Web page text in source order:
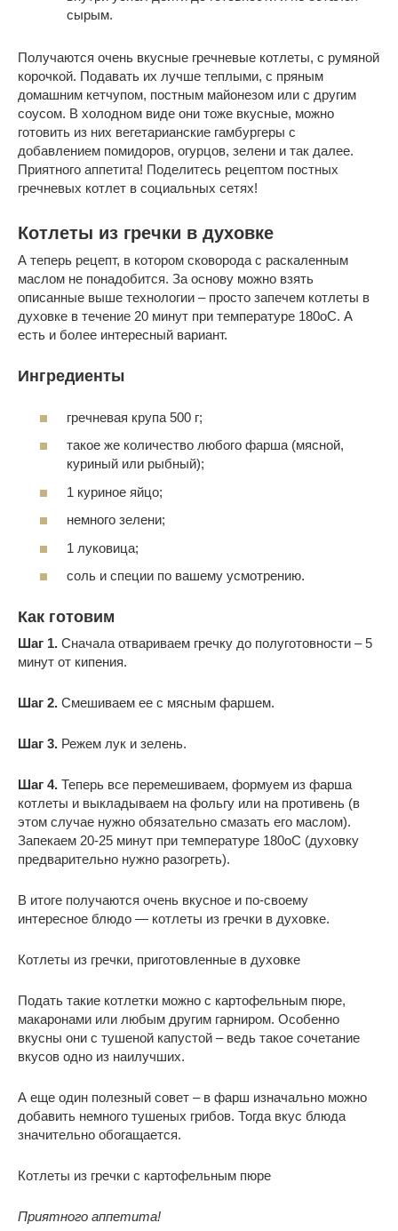
сырым.
Получаются очень вкусные гречневые котлеты, с румяной
корочкой. Подавать их лучше теплыми, с пряным
домашним кетчупом, постным майонезом или с другим
соусом. В холодном виде они тоже вкусные, можно
готовить из них вегетарианские гамбургеры с
добавлением помидоров, огурцов, зелени и так далее.
Приятного аппетита! Поделитесь рецептом постных
гречневых котлет в социальных сетях!
Котлеты из гречки в духовке
А теперь рецепт, в котором сковорода с раскаленным
маслом не понадобится. За основу можно взять
описанные выше технологии – просто запечем котлеты в
духовке в течение 20 минут при температуре 180оС. А
есть и более интересный вариант.
Ингредиенты
гречневая крупа 500 г;
такое же количество любого фарша (мясной,
куриный или рыбный);
1 куриное яйцо;
немного зелени;
1 луковица;
соль и специи по вашему усмотрению.
Как готовим
Шаг 1. Сначала отвариваем гречку до полуготовности – 5
минут от кипения.
Шаг 2. Смешиваем ее с мясным фаршем.
Шаг 3. Режем лук и зелень.
Шаг 4. Теперь все перемешиваем, формуем из фарша
котлеты и выкладываем на фольгу или на противень (в
этом случае нужно обязательно смазать его маслом).
Запекаем 20-25 минут при температуре 180оС (духовку
предварительно нужно разогреть).
В итоге получаются очень вкусное и по-своему
интересное блюдо — котлеты из гречки в духовке.
Котлеты из гречки, приготовленные в духовке
Подать такие котлетки можно с картофельным пюре,
макаронами или любым другим гарниром. Особенно
вкусны они с тушеной капустой – ведь такое сочетание
вкусов одно из наилучших.
А еще один полезный совет – в фарш изначально можно
добавить немного тушеных грибов. Тогда вкус блюда
значительно обогащается.
Котлеты из гречки с картофельным пюре
Приятного аппетита!